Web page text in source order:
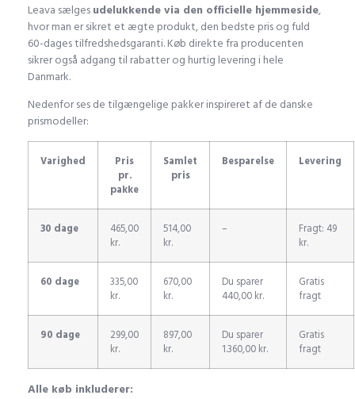
Leava sælgesudelukkende via den officielle hjemmeside,
hvor man er sikret et ægte produkt, den bedste pris og fuld
60-dages tilfredshedsgaranti. Køb direkte fra producenten
sikrer også adgang til rabatter og hurtig levering i hele
Danmark.
Nedenfor ses de tilgængelige pakker inspireret af de danske
prismodeller:
Varighed
Pris
pr.
pakke
Samlet
pris
Besparelse Levering
30 dage
465,00
kr.
514,00
kr.
–
Fragt: 49
kr.
60 dage
335,00
kr.
670,00
kr.
Du sparer
440,00 kr.
Gratis
fragt
90 dage
299,00
kr.
897,00
kr.
Du sparer
1.360,00 kr.
Gratis
fragt
Alle køb inkluderer: